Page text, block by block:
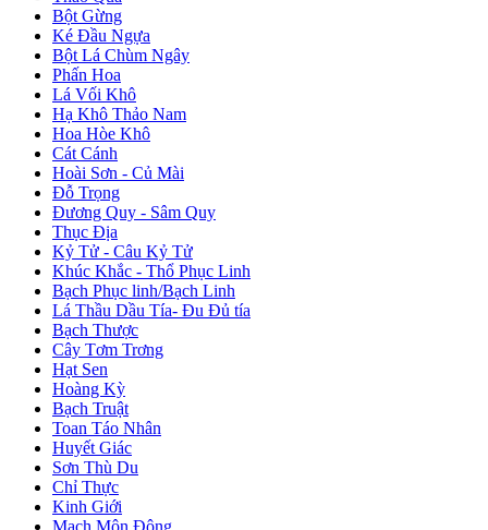
Bột Gừng
Ké Đầu Ngựa
Bột Lá Chùm Ngây
Phấn Hoa
Lá Vối Khô
Hạ Khô Thảo Nam
Hoa Hòe Khô
Cát Cánh
Hoài Sơn - Củ Mài
Đỗ Trọng
Đương Quy - Sâm Quy
Thục Địa
Kỷ Tử - Câu Kỷ Tử
Khúc Khắc - Thổ Phục Linh
Bạch Phục linh/Bạch Linh
Lá Thầu Dầu Tía- Đu Đủ tía
Bạch Thược
Cây Tơm Trơng
Hạt Sen
Hoàng Kỳ
Bạch Truật
Toan Táo Nhân
Huyết Giác
Sơn Thù Du
Chỉ Thực
Kinh Giới
Mạch Môn Đông